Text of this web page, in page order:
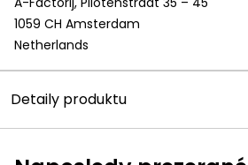
1059 CH Amsterdam
Netherlands
Detaily produktu